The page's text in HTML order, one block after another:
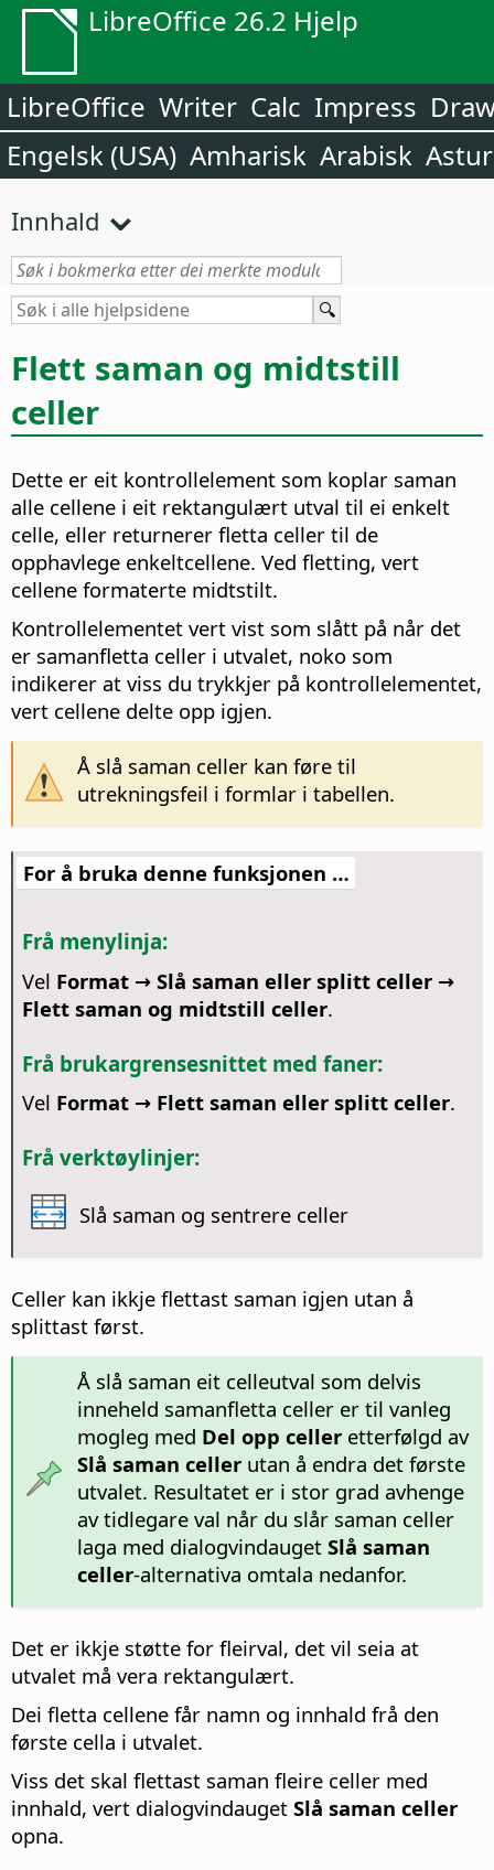
LibreOffice 26.2 Hjelp
LibreOffice Writer Calc Impress
Engelsk (USA) Amharisk Arabisk
Innhald
Flett saman og midtstill
celler
Dette er eit kontrollelement som koplar saman
alle cellene i eit rektangulært utval til ei enkelt
celle, eller returnerer fletta celler til de
opphavlege enkeltcellene. Ved fletting, vert
cellene formaterte midtstilt.
Kontrollelementet vert vist som slått på når det
er samanfletta celler i utvalet, noko som
indikerer at viss du trykkjer på kontrollelementet,
vert cellene delte opp igjen.
Å slå saman celler kan føre til
utrekningsfeil i formlar i tabellen.
For å bruka denne funksjonen …
Frå menylinja:
Vel Format → Slå saman eller splitt celler →
Flett saman og midtstill celler.
Frå brukargrensesnittet med faner:
Vel Format → Flett saman eller splitt celler.
Frå verktøylinjer:
Slå saman og sentrere celler
Celler kan ikkje flettast saman igjen utan å
splittast først.
Å slå saman eit celleutval som delvis
inneheld samanfletta celler er til vanleg
mogleg med Del opp celleretterfølgd av
Slå saman cellerutan å endra det første
utvalet. Resultatet er i stor grad avhenge
av tidlegare val når du slår saman celler
laga med dialogvindauget Slå saman
celler-alternativa omtala nedanfor.
Det er ikkje støtte for fleirval, det vil seia at
utvalet må vera rektangulært.
Dei fletta cellene får namn og innhald frå den
første cella i utvalet.
Viss det skal flettast saman fleire celler med
innhald, vert dialogvindauget Slå saman celler
opna.